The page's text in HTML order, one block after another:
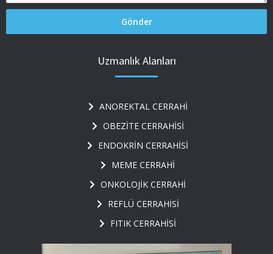
Uzmanlık Alanları
ANOREKTAL CERRAHİ
OBEZİTE CERRAHİSİ
ENDOKRİN CERRAHİSİ
MEME CERRAHİ
ONKOLOJİK CERRAHİ
REFLÜ CERRAHİSİ
FITIK CERRAHİSİ